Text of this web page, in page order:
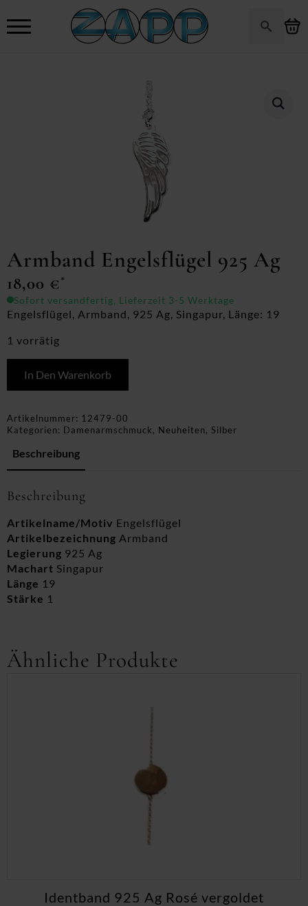
Armband Engelsflügel 925 Ag
18,00 €*
Sofort versandfertig, Lieferzeit 3-5 Werktage
Engelsflügel, Armband, 925 Ag, Singapur, Länge: 19
1 vorrätig
In Den Warenkorb
Artikelnummer: 12479-00
Kategorien: Damenarmschmuck, Neuheiten, Silber
Beschreibung
Beschreibung
Artikelname/Motiv Engelsflügel
Artikelbezeichnung Armband
Legierung 925 Ag
Machart Singapur
Länge 19
Stärke 1
Ähnliche Produkte
Identband 925 Ag Rosé vergoldet